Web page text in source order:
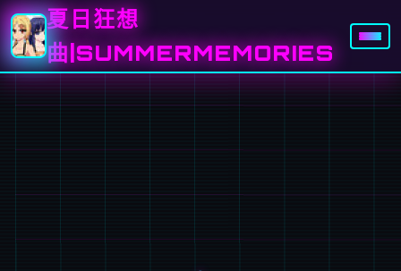
夏日狂想
曲|SUMMERMEMORIES